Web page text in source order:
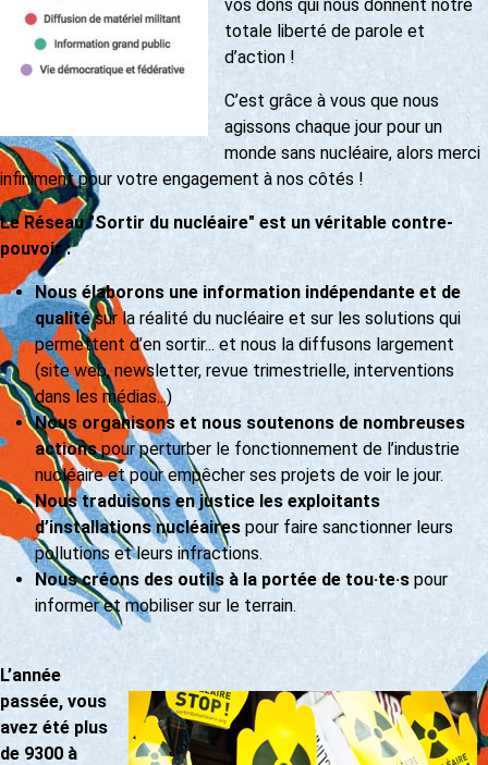
vos dons qui nous donnent notre
totale liberté de parole et
d’action !
C’est grâce à vous que nous
agissons chaque jour pour un
monde sans nucléaire, alors merci
infiniment pour votre engagement à nos côtés !
Le Réseau "Sortir du nucléaire" est un véritable contre-
pouvoir :
Nous élaborons une information indépendante et de
qualitésur la réalité du nucléaire et sur les solutions qui
permettent d’en sortir... et nous la diffusons largement
(site web, newsletter, revue trimestrielle, interventions
dans les médias...)
Nous organisons et nous soutenons de nombreuses
actionspour perturber le fonctionnement de l’industrie
nucléaire et pour empêcher ses projets de voir le jour.
Nous traduisons en justice les exploitants
d’installations nucléaires pour faire sanctionner leurs
pollutions et leurs infractions.
Nous créons des outils à la portée de tou·te·s pour
informer et mobiliser sur le terrain.
L’année
passée, vous
avez été plus
de 9300 à